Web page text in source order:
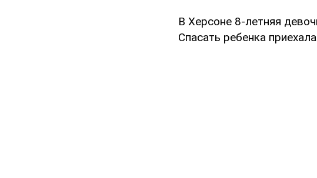
В Херсоне 8-летняя
Cпасать ребенка